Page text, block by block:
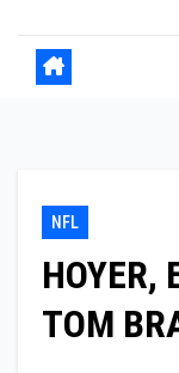
NFL
HOYER,
TOM